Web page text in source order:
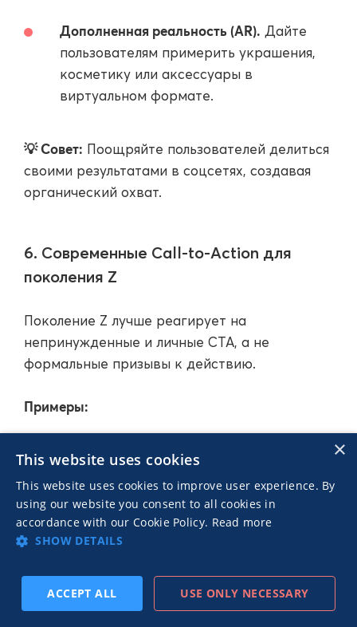
Дополненная реальность (AR). Дайте
пользователям примерить украшения,
косметику или аксессуары в
виртуальном формате.
💡 Совет: Поощряйте пользователей делиться
своими результатами в соцсетях, создавая
органический охват.
6. Современные Call-to-Action для
поколения Z
Поколение Z лучше реагирует на
непринужденные и личные CTA, а не
формальные призывы к действию.
Примеры:
себя!»
«Какой вайб у твоего Валентина? Узнай
здесь.»
«Никто не любит тебя так, как ты сам —
устрой себе идеальный вечер.»
×
This website uses cookies
This website uses cookies to improve user experience. By
using our website you consent to all cookies in
accordance with our Cookie Policy. Read more
SHOW DETAILS
ACCEPT ALL USE ONLY NECESSARY